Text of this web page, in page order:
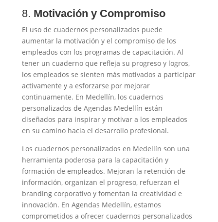
8. Motivación y Compromiso
El uso de cuadernos personalizados puede
aumentar la motivación y el compromiso de los
empleados con los programas de capacitación. Al
tener un cuaderno que refleja su progreso y logros,
los empleados se sienten más motivados a participar
activamente y a esforzarse por mejorar
continuamente. En Medellín, los cuadernos
personalizados de Agendas Medellín están
diseñados para inspirar y motivar a los empleados
en su camino hacia el desarrollo profesional.
Los cuadernos personalizados en Medellín son una
herramienta poderosa para la capacitación y
formación de empleados. Mejoran la retención de
información, organizan el progreso, refuerzan el
branding corporativo y fomentan la creatividad e
innovación. En Agendas Medellín, estamos
comprometidos a ofrecer cuadernos personalizados